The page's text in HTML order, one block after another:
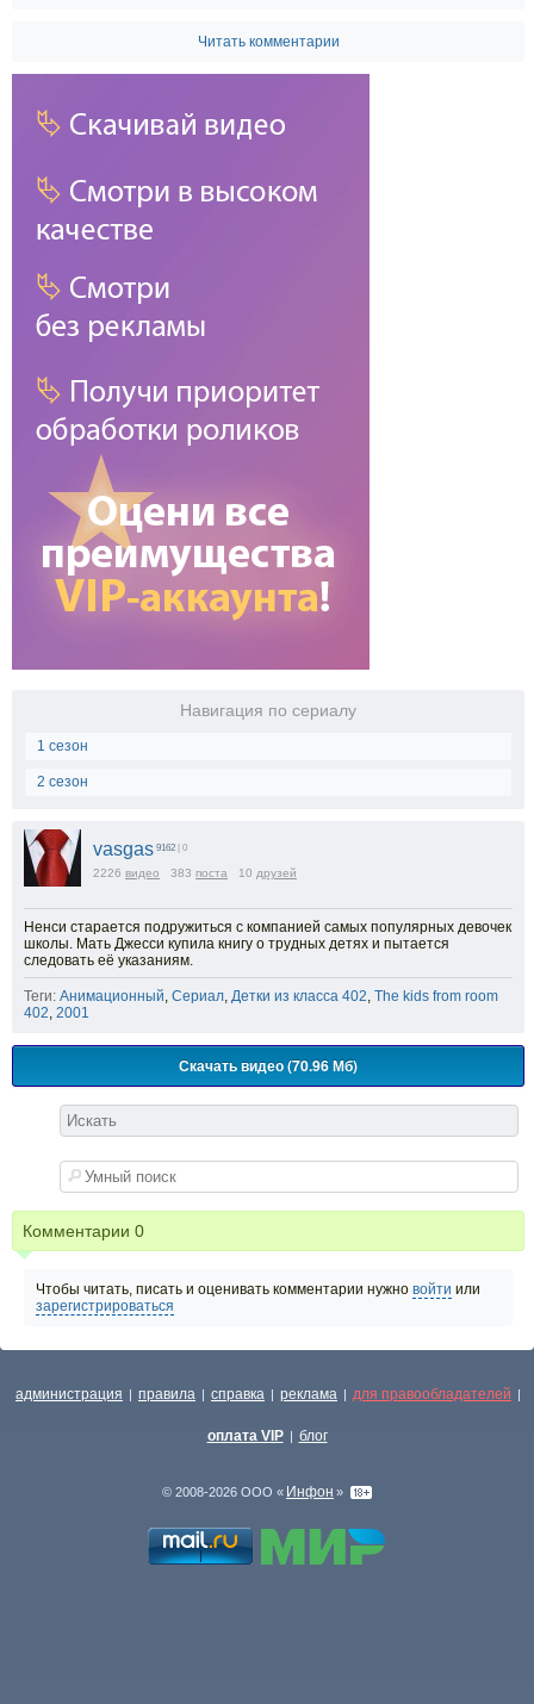
Читать комментарии
Навигация по сериалу
1 сезон
2 сезон
vasgas 9162 | 0
2226 видео 383 поста 10 друзей
Ненси старается подружиться с компанией самых популярных девочек
школы. Мать Джесси купила книгу о трудных детях и пытается
следовать её указаниям.
Теги: Анимационный, Сериал, Детки из класса 402, The kids from room
402, 2001
Скачать видео (70.96 Мб)
Комментарии 0
Чтобы читать, писать и оценивать комментарии нужно войти или
зарегистрироваться
администрация | правила | справка | реклама | для правообладателей |
оплата VIP | блог
© 2008-2026 ООО « Инфон »